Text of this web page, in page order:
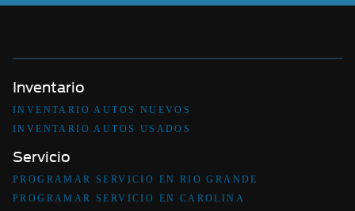
Inventario
INVENTARIO AUTOS NUEVOS
INVENTARIO AUTOS USADOS
Servicio
PROGRAMAR SERVICIO EN RIO GRANDE
PROGRAMAR SERVICIO EN CAROLINA